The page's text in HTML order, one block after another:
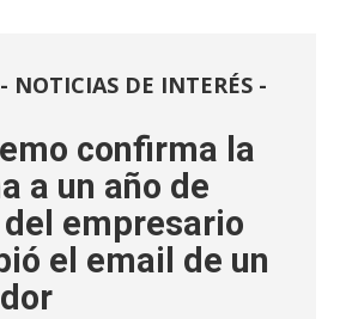
NOTICIAS DE INTERÉS -
confirma la
a un año de
empresario
el email de un